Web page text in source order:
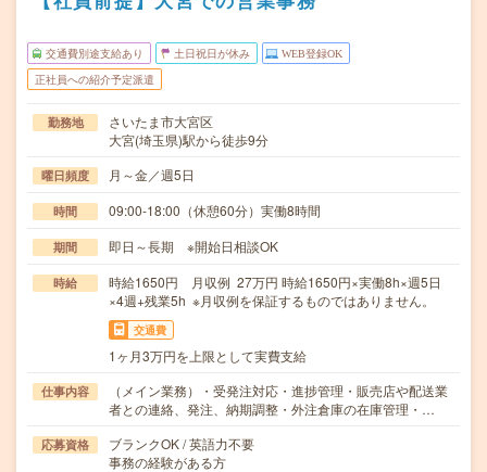
交通費別途支給あり 土日祝日が休み WEB登録OK
正社員への紹介予定派遣
勤務地
さいたま市大宮区
大宮(埼玉県)駅から徒歩9分
曜日頻度 月～金／週5日
時間 09:00-18:00（休憩60分）実働8時間
期間 即日～長期 ※開始日相談OK
時給
時給1650円 月収例 27万円 時給1650円×実働8h×週5日
×4週+残業5h ※月収例を保証するものではありません。
交通費
1ヶ月3万円を上限として実費支給
仕事内容
（メイン業務）・受発注対応・進捗管理・販売店や配送業
者との連絡、発注、納期調整・外注倉庫の在庫管理・…
応募資格
ブランクOK / 英語力不要
事務の経験がある方